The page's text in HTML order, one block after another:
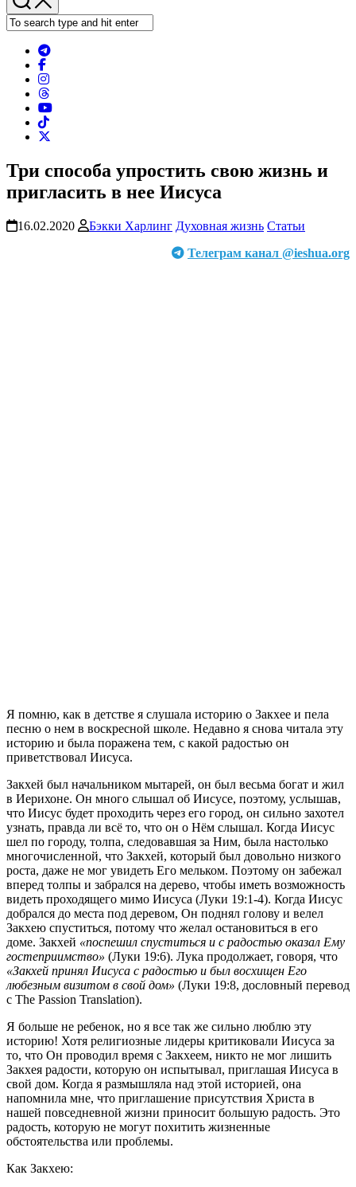
Три способа упростить свою жизнь и
пригласить в нее Иисуса
16.02.2020 Бэкки Харлинг Духовная жизнь Статьи
Телеграм канал @ieshua.org
Я помню, как в детстве я слушала историю о Закхее и пела
песню о нем в воскресной школе. Недавно я снова читала эту
историю и была поражена тем, с какой радостью он
приветствовал Иисуса.
Закхей был начальником мытарей, он был весьма богат и жил
в Иерихоне. Он много слышал об Иисусе, поэтому, услышав,
что Иисус будет проходить через его город, он сильно захотел
узнать, правда ли всё то, что он о Нём слышал. Когда Иисус
шел по городу, толпа, следовавшая за Ним, была настолько
многочисленной, что Закхей, который был довольно низкого
роста, даже не мог увидеть Его мельком. Поэтому он забежал
вперед толпы и забрался на дерево, чтобы иметь возможность
видеть проходящего мимо Иисуса (Луки 19:1-4). Когда Иисус
добрался до места под деревом, Он поднял голову и велел
Закхею спуститься, потому что желал остановиться в его
доме. Закхей «поспешил спуститься и с радостью оказал Ему
гостеприимство» (Луки 19:6). Лука продолжает, говоря, что
«Закхей принял Иисуса с радостью и был восхищен Его
любезным визитом в свой дом» (Луки 19:8, дословный перевод
с The Passion Translation).
Я больше не ребенок, но я все так же сильно люблю эту
историю! Хотя религиозные лидеры критиковали Иисуса за
то, что Он проводил время с Закхеем, никто не мог лишить
Закхея радости, которую он испытывал, приглашая Иисуса в
свой дом. Когда я размышляла над этой историей, она
напомнила мне, что приглашение присутствия Христа в
нашей повседневной жизни приносит большую радость. Это
радость, которую не могут похитить жизненные
обстоятельства или проблемы.
Как Закхею: